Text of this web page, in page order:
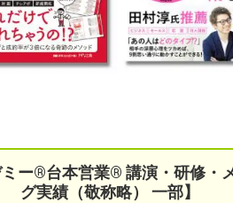
ミー®︎台本営業®︎ 講演・研修・
グ実績（敬称略） 一部】